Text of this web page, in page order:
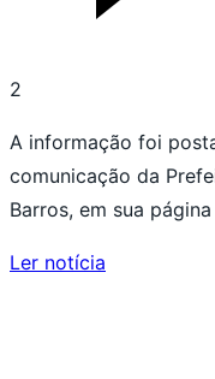
2
A informação foi
comunicação da
Barros, em sua
Ler notícia